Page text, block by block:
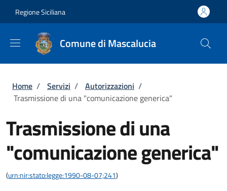
Regione Siciliana
Comune di Mascalucia
Briciole di pane
Home / Servizi / Autorizzazioni /
Trasmissione di una "comunicazione generica"
Trasmissione di una
"comunicazione generica"
(urn:nir:stato:legge:1990-08-07;241)